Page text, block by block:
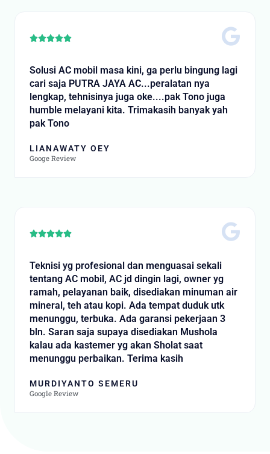
Rated
Solusi AC mobil masa kini, ga perlu bingung lagi
cari saja PUTRA JAYA AC...peralatan nya
lengkap, tehnisinya juga oke....pak Tono juga
humble melayani kita. Trimakasih banyak yah
pak Tono
LIANAWATY OEY
Googe Review
Rated
of
Teknisi yg profesional dan menguasai sekali
tentang AC mobil, AC jd dingin lagi, owner yg
ramah, pelayanan baik, disediakan minuman air
mineral, teh atau kopi. Ada tempat duduk utk
menunggu, terbuka. Ada garansi pekerjaan 3
bln. Saran saja supaya disediakan Mushola
kalau ada kastemer yg akan Sholat saat
menunggu perbaikan. Terima kasih
MURDIYANTO SEMERU
Google Review